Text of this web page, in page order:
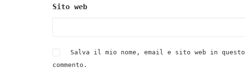
Sito web
Salva il mio nome, email e sito web in
commento.